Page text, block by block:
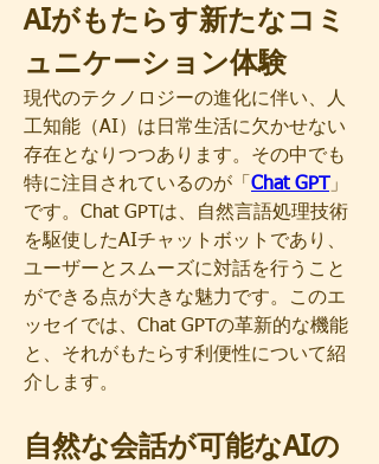
AIがもたらす新たなコミ
ュニケーション体験
現代のテクノロジーの進化に伴い、人
工知能（AI）は日常生活に欠かせない
存在となりつつあります。その中でも
特に注目されているのが「 Chat GPT
」
です。Chat GPTは、自然言語処理技術
を駆使したAIチャットボットであり、
ユーザーとスムーズに対話を行うこと
ができる点が大きな魅力です。このエ
ッセイでは、Chat GPTの革新的な機能
と、それがもたらす利便性について紹
介します。
自然な会話が可能なAIの